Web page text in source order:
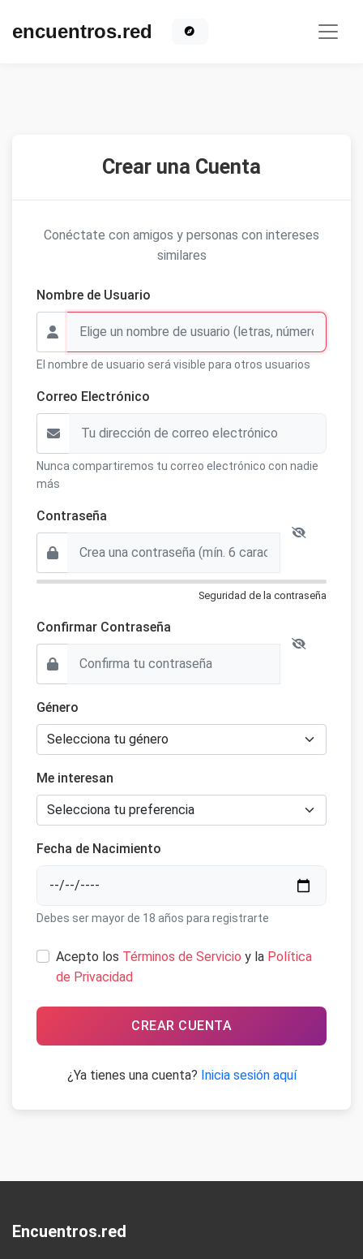
encuentros.red
Crear una Cuenta
Conéctate con amigos y personas con intereses
similares
Nombre de Usuario
El nombre de usuario será visible para otros usuarios
Correo Electrónico
Nunca compartiremos tu correo electrónico con nadie
más
Contraseña
Seguridad de la contraseña
Confirmar Contraseña
Género
Me interesan
Fecha de Nacimiento
Debes ser mayor de 18 años para registrarte
Acepto los Términos de Servicio y la Política
de Privacidad
CREAR CUENTA
¿Ya tienes una cuenta? Inicia sesión aquí
Encuentros.red